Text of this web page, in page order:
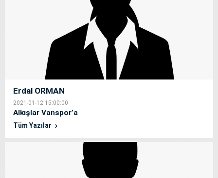
Erdal ORMAN
2021-01-12 15:00:00
Alkışlar Vanspor’a
Tüm Yazılar